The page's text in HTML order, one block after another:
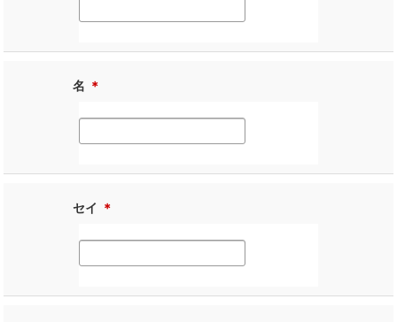
名 ＊
セイ ＊